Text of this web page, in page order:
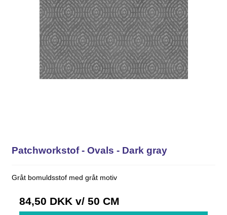
Patchworkstof - Ovals - Dark gray
Gråt bomuldsstof med gråt motiv
84,50 DKK v/ 50 CM